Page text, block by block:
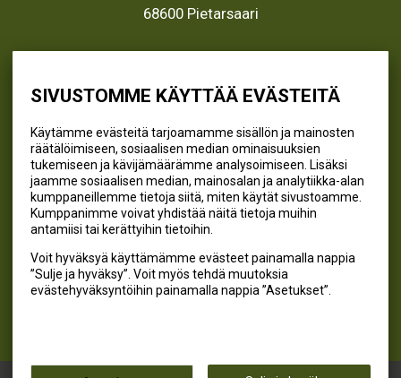
SIVUSTOMME KÄYTTÄÄ EVÄSTEITÄ
Käytämme evästeitä tarjoamamme sisällön ja mainosten
räätälöimiseen, sosiaalisen median ominaisuuksien
tukemiseen ja kävijämäärämme analysoimiseen. Lisäksi
jaamme sosiaalisen median, mainosalan ja analytiikka-alan
kumppaneillemme tietoja siitä, miten käytät sivustoamme.
Kumppanimme voivat yhdistää näitä tietoja muihin
antamiisi tai kerättyihin tietoihin.
Voit hyväksyä käyttämämme evästeet painamalla nappia
”Sulje ja hyväksy”. Voit myös tehdä muutoksia
evästehyväksyntöihin painamalla nappia ”Asetukset”.
68600 Pietarsaari
(06) 781 2900
SEURAA MEITÄ
@kivikangaskalastus
@kivikangaskasvihuoneet
@kivikangas_kalastus
@kivikangaskasvihuoneet
Kivikangas Oy